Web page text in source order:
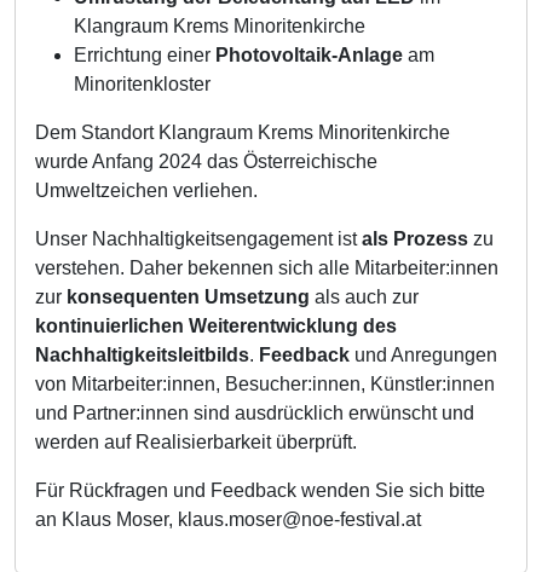
Klangraum Krems Minoritenkirche
Errichtung einer Photovoltaik-Anlage am
Minoritenkloster
Dem Standort Klangraum Krems Minoritenkirche
wurde Anfang 2024 das Österreichische
Umweltzeichen verliehen.
Unser Nachhaltigkeitsengagement istals Prozess zu
verstehen. Daher bekennen sich alle Mitarbeiter:innen
zur konsequenten Umsetzung als auch zur
kontinuierlichen Weiterentwicklung des
Nachhaltigkeitsleitbilds. Feedback und Anregungen
von Mitarbeiter:innen, Besucher:innen, Künstler:innen
und Partner:innen sind ausdrücklich erwünscht und
werden auf Realisierbarkeit überprüft.
Für Rückfragen und Feedback wenden Sie sich bitte
an Klaus Moser, klaus.moser@noe-festival.at